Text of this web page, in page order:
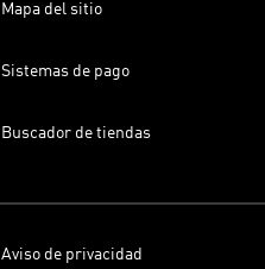
Mapa del sitio
Sistemas de pago
Buscador de tiendas
Aviso de privacidad